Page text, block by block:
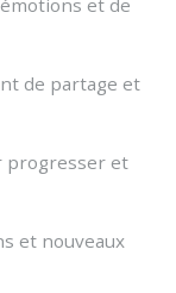
et de
de partage et
progresser et
et nouveaux